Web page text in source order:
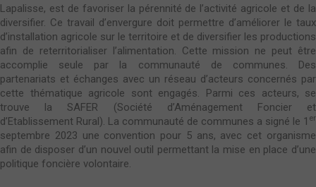
Lapalisse, est de favoriser la pérennité de l’activité agricole et de la
diversifier. Ce travail d’envergure doit permettre d’améliorer le taux
d’installation agricole sur le territoire et de diversifier les productions
afin de reterritorialiser l’alimentation. Cette mission ne peut être
accomplie seule par la communauté de communes. Des
partenariats et échanges avec un réseau d’acteurs concernés par
cette thématique agricole sont engagés. Parmi ces acteurs, se
trouve la SAFER (Société d’Aménagement Foncier et
d’Etablissement Rural). La communauté de communes a signé le 1 er
septembre 2023 une convention pour 5 ans, avec cet organisme
afin de disposer d’un nouvel outil permettant la mise en place d’une
politique foncière volontaire.